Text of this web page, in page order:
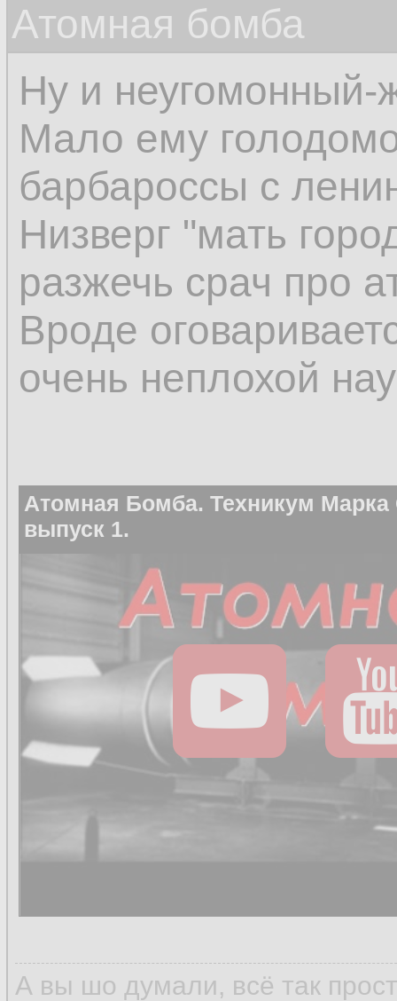
Атомная бомба
Ну и
Мало ему
барбароссы с
Низверг "мать
разжечь срач про
Вроде
очень неплохой
Атомная Бомба. Техникум Марка
выпуск 1.
А вы шо думали, всё так